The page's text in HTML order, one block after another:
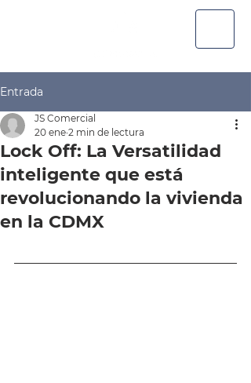
Entrada
Lock Off: La Versatilidad
inteligente que está
revolucionando la vivienda
en la CDMX
JS Comercial
20 ene 2 min de lectura